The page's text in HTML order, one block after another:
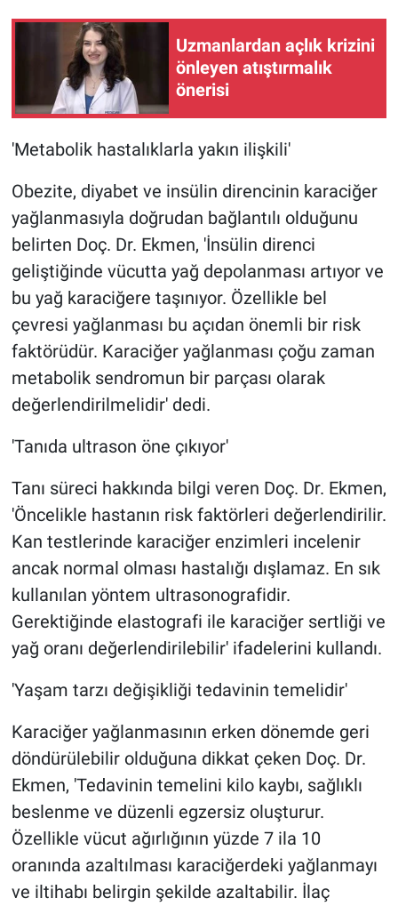
Uzmanlardan açlık krizini
önleyen atıştırmalık
önerisi
'Metabolik hastalıklarla yakın ilişkili'
Obezite, diyabet ve insülin direncinin karaciğer
yağlanmasıyla doğrudan bağlantılı olduğunu
belirten Doç. Dr. Ekmen, 'İnsülin direnci
geliştiğinde vücutta yağ depolanması artıyor ve
bu yağ karaciğere taşınıyor. Özellikle bel
çevresi yağlanması bu açıdan önemli bir risk
faktörüdür. Karaciğer yağlanması çoğu zaman
metabolik sendromun bir parçası olarak
değerlendirilmelidir' dedi.
'Tanıda ultrason öne çıkıyor'
Tanı süreci hakkında bilgi veren Doç. Dr. Ekmen,
'Öncelikle hastanın risk faktörleri değerlendirilir.
Kan testlerinde karaciğer enzimleri incelenir
ancak normal olması hastalığı dışlamaz. En sık
kullanılan yöntem ultrasonografidir.
Gerektiğinde elastografi ile karaciğer sertliği ve
yağ oranı değerlendirilebilir' ifadelerini kullandı.
'Yaşam tarzı değişikliği tedavinin temelidir'
Karaciğer yağlanmasının erken dönemde geri
döndürülebilir olduğuna dikkat çeken Doç. Dr.
Ekmen, 'Tedavinin temelini kilo kaybı, sağlıklı
beslenme ve düzenli egzersiz oluşturur.
Özellikle vücut ağırlığının yüzde 7 ila 10
oranında azaltılması karaciğerdeki yağlanmayı
ve iltihabı belirgin şekilde azaltabilir. İlaç